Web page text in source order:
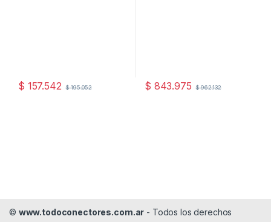
$ 157.542 $195.052 $ 843.975 $962.132
© www.todoconectores.com.ar - Todos los derechos